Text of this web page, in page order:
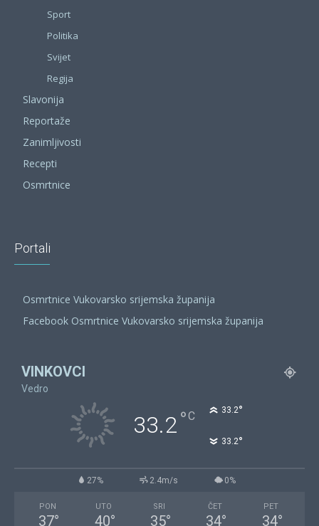
Sport
Politika
Svijet
Regija
Slavonija
Reportaže
Zanimljivosti
Recepti
Osmrtnice
Portali
Osmrtnice Vukovarsko srijemska županija
Facebook Osmrtnice Vukovarsko srijemska županija
VINKOVCI
Vedro
33.2°C 33.2°
33.2°
27% 2.4m/s 0%
PON
37°
UTO
40°
SRI
35°
ČET
34°
PET
34°